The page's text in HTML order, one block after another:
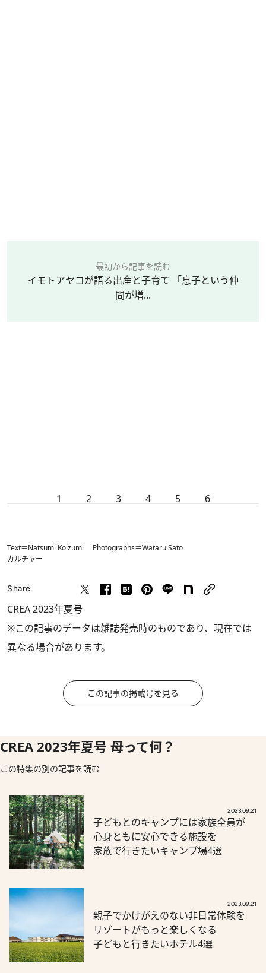
最初から記事を読む
イモトアヤコが語る出産と子育て 「息子という仲
間が増...
1 2 3 4 5 6
Text＝Natsumi Koizumi Photographs＝Wataru Sato
カルチャー
Share
CREA 2023年夏号
※この記事のデータは雑誌発売時のものであり、現在では
異なる場合があります。
この記事の掲載号を見る
CREA 2023年夏号 母って何？
この特集の別の記事を読む
2023.09.21
子どもとのキャンプには家族全員が
心身ともに安心できる施設を
家族で行きたいキャンプ場4選
2023.09.21
親子でかけがえのない非日常体験を
リゾートがもっと楽しくなる
子どもと行きたいホテル4選